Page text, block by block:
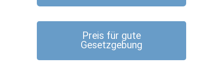
Preis für gute
Gesetzgebung